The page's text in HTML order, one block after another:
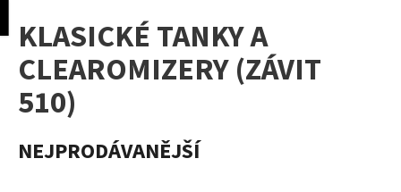
Přejít
obsah
KLASICKÉ TANKY A
CLEAROMIZERY (ZÁVIT
510)
NEJPRODÁVANĚJŠÍ
o Zpět
Zpět
C
o
p
o